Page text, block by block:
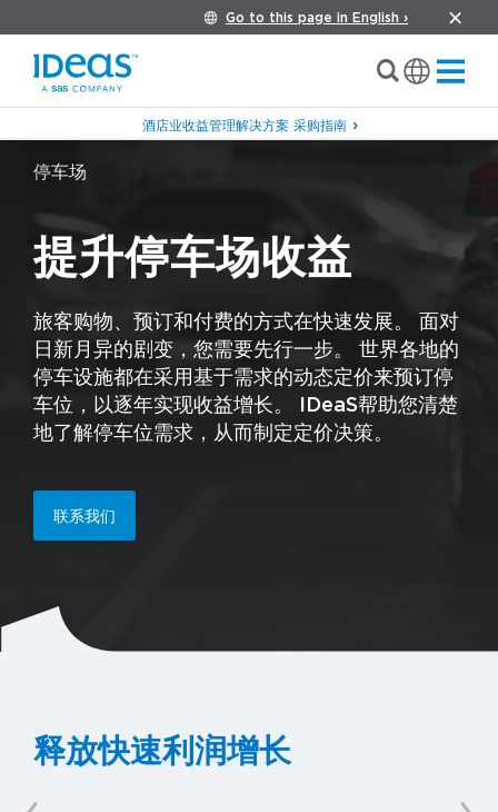
Go to this page in English ›
酒店业收益管理解决方案 采购指南
停车场
提升停车场收益
旅客购物、预订和付费的方式在快速发展。 面对
日新月异的剧变，您需要先行一步。 世界各地的
停车设施都在采用基于需求的动态定价来预订停
车位，以逐年实现收益增长。 IDeaS帮助您清楚
地了解停车位需求，从而制定定价决策。
联系我们
释放快速利润增长